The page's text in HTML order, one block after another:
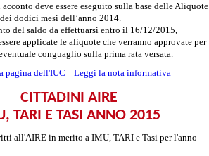
deve essere eseguito sulla base delle Aliquote
dodici mesi dell’anno 2014.
del saldo da effettuarsi entro il 16/12/2015,
applicate le aliquote che verranno approvate per
conguaglio sulla prima rata versata.
pagina dell'IUC
Leggi la nota informativa
CITTADINI AIRE
TARI E TASI ANNO 2015
all'AIRE in merito a IMU, TARI e Tasi per l'anno